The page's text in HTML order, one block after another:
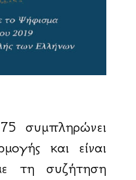
συμπληρώνει
και είναι
τη συζήτηση